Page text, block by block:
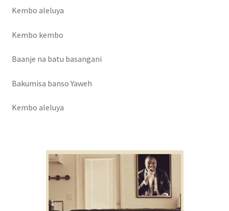
Ozo beta mabe
Page d’exemple
Panier
Reservevoiture
Sublime parfum qui chante
Kembo aleluya
Kembo kembo
Baanje na batu basangani
Bakumisa banso Yaweh
Kembo aleluya